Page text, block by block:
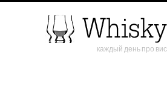
каждый день про